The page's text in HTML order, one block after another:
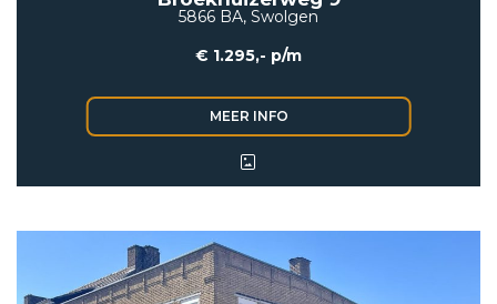
5866 BA, Swolgen
€ 1.295,- p/m